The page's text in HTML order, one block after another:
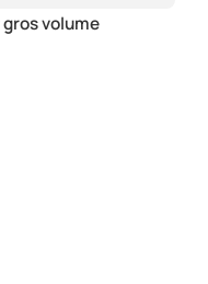
volume